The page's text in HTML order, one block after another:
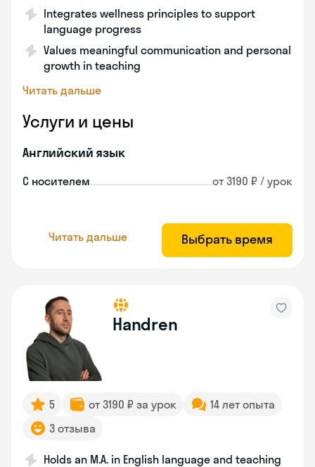
Integrates wellness principles to support
language progress
Values meaningful communication and personal
growth in teaching
Читать дальше
Услуги и цены
Английский язык
С носителем от 3190 ₽ / урок
Читать дальше Выбрать время
Handren
5 от 3190 ₽ за урок
14 лет опыта
3 отзыва
Holds an M.A. in English language and teaching